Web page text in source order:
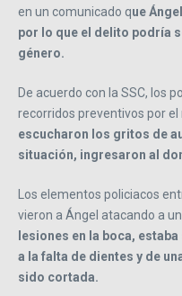
en un comunicado que
por lo que el delito podría
género.
De acuerdo con la SSC, los
recorridos preventivos por el
escucharon los gritos de
situación, ingresaron al
Los elementos policiacos
vieron a Ángel atacando a
lesiones en la boca,
a la falta de dientes y de
sido cortada.